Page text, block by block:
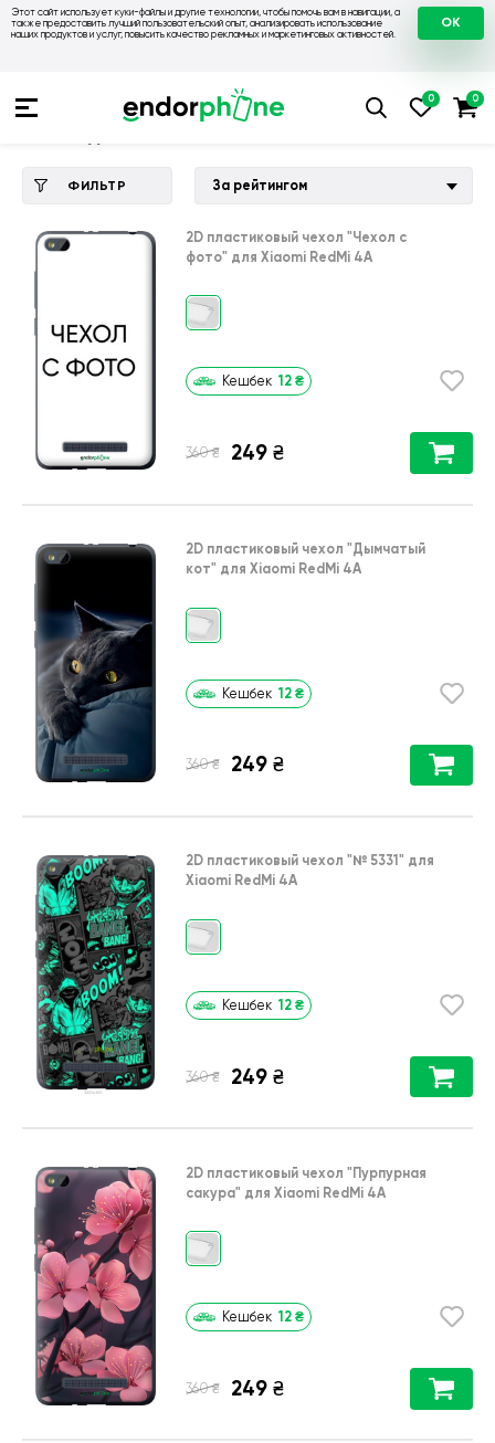
Этот сайт использует куки-файлы и другие технологии, чтобы помочь вам в навигации, а
также предоставить лучший пользовательский опыт, анализировать использование
наших продуктов и услуг, повысить качество рекламных и маркетинговых активностей.
OK
💙 Чехлы на Xiaomi 💛 Чехол для Xiaomi
ФИЛЬТР За рейтингом
2D пластиковый чехол "Чехол с
фото" для Xiaomi RedMi 4A
Кешбек 12 ₴
360 ₴ 249 ₴
2D пластиковый чехол "Дымчатый
кот" для Xiaomi RedMi 4A
Кешбек 12 ₴
360 ₴ 249 ₴
2D пластиковый чехол "№ 5331" для
Xiaomi RedMi 4A
Кешбек 12 ₴
360 ₴ 249 ₴
2D пластиковый чехол "Пурпурная
сакура" для Xiaomi RedMi 4A
Кешбек 12 ₴
360 ₴ 249 ₴